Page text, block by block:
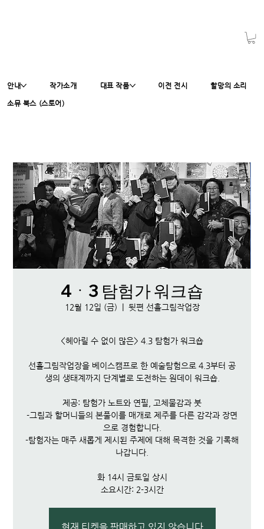
안내 작가소개 대표 작품 이전 전시 할망의 소리
소뮤 북스 (스토어)
4ㆍ3 탐험가 워크숍
12월 12일 (금) 뒷편 선흘그림작업장
<헤아릴 수 없이 많은> 4.3 탐험가 워크숍
선흘그림작업장을 베이스캠프로 한 예술탐험으로 4.3부터 공
생의 생태계까지 단계별로 도전하는 원데이 워크숍.
제공: 탐험가 노트와 연필, 고체물감과 붓
-그림과 할머니들의 본풀이를 매개로 제주를 다른 감각과 장면
으로 경험합니다.
-탐험자는 매주 새롭게 제시된 주제에 대해 목격한 것을 기록해
나갑니다.
화 14시 금토일 상시
소요시간: 2-3시간
현재 티켓을 판매하고 있지 않습니다